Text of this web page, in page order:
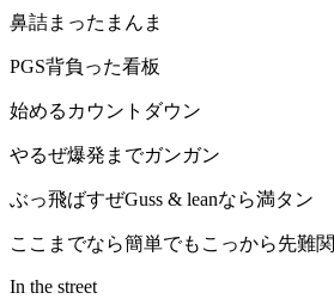
鼻詰まったまんま
PGS背負った看板
始めるカウントダウン
やるぜ爆発までガンガン
ぶっ飛ばすぜGuss & leanなら満タン
ここまでなら簡単でもこっから先難関
In the street